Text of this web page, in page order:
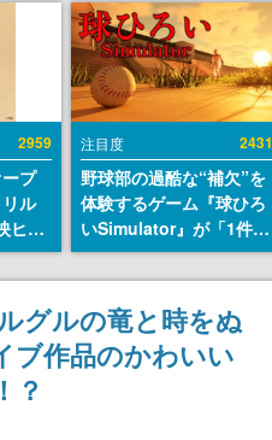
2959
ープ
ル
ヒス
クシ
発
注目度 2431
野球部の過酷な“補欠”を
体験するゲーム『球ひろ
いSimulator』が「1件」
のウィッシュリストをも
とにチェコ語に対応し
SNSで話題に。『キング
ダム・カム』開発元やチ
ェコのプロ野球選手から
グルの竜と時をぬ
ブ作品のかわいい
？